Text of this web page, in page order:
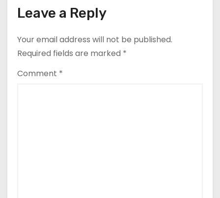
oLeave a Reply
Your email address will not be published.
Required fields are marked *
Comment *